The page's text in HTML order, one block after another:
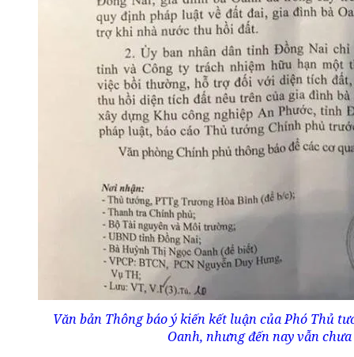
Văn bản Thông báo ý kiến kết luận của Phó Thủ
Oanh, nhưng đến nay vẫn